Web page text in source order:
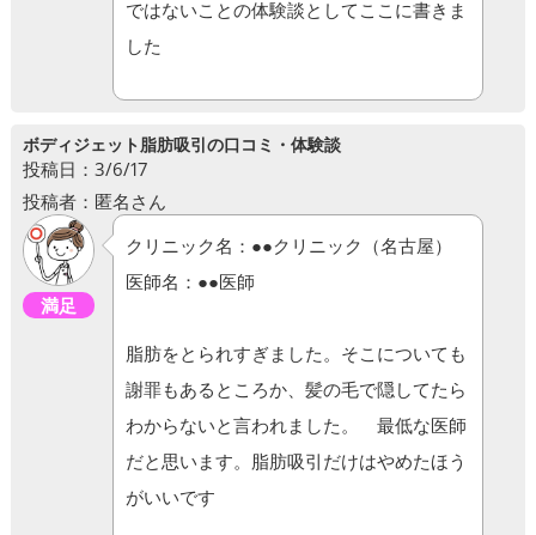
ではないことの体験談としてここに書きま
した
ボディジェット脂肪吸引の口コミ・体験談
投稿日：3/6/17
投稿者：匿名さん
満足
クリニック名：●●クリニック（名古屋）
医師名：●●医師
脂肪をとられすぎました。そこについても
謝罪もあるところか、髪の毛で隠してたら
わからないと言われました。 最低な医師
だと思います。脂肪吸引だけはやめたほう
がいいです